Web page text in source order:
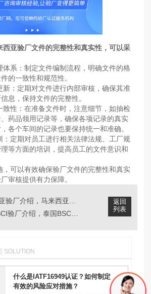
西亚验厂文件的完整性和真实性，可以采
：制定文件编制流程，明确文件的格
的一致性和规范性。
定期对文件进行内部审核，确保其准
息，保持文件的完整性。
：在准备文件时，注意细节，如抽检
药品领用记录等，确保各项记录的真实
各个车间的记录也要保持统一和准确。
期对员工进行相关法律法规、工厂规
等方面的培训，提高员工的文件意识和
以有效确保验厂文件的完整性和真实
审核提供有力保障‌。
返回
列表
SOLUTION
什么是IATF16949认证？如何制定
有效的风险应对措施？